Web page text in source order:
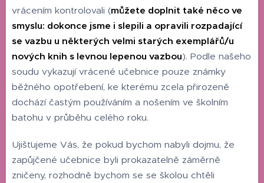
vrácením kontrolovali (můžete doplnit také něco ve
smyslu: dokonce jsme i slepili a opravili rozpadající
se vazbu u některých velmi starých exemplářů/u
nových knih s levnou lepenou vazbou). Podle našeho
soudu vykazují vrácené učebnice pouze známky
běžného opotřebení, ke kterému zcela přirozeně
dochází častým používáním a nošením ve školním
batohu v průběhu celého roku.
Ujišťujeme Vás, že pokud bychom nabyli dojmu, že
zapůjčené učebnice byli prokazatelně záměrně
zničeny, rozhodně bychom se se školou chtěli